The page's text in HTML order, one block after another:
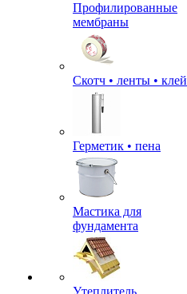
Профилированные
мембраны
Скотч • ленты • клей
Герметик • пена
Мастика для
фундамента
Утеплитель